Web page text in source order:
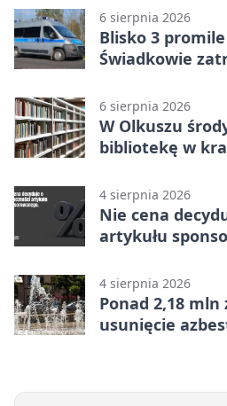
6 sierpnia 2026
Blisko 3
Świadkowie
6 sierpnia 2026
W Olkuszu
bibliotekę w
4 sierpnia 2026
Nie cena
artykułu
4 sierpnia 2026
Ponad 2,18 mln
usunięcie